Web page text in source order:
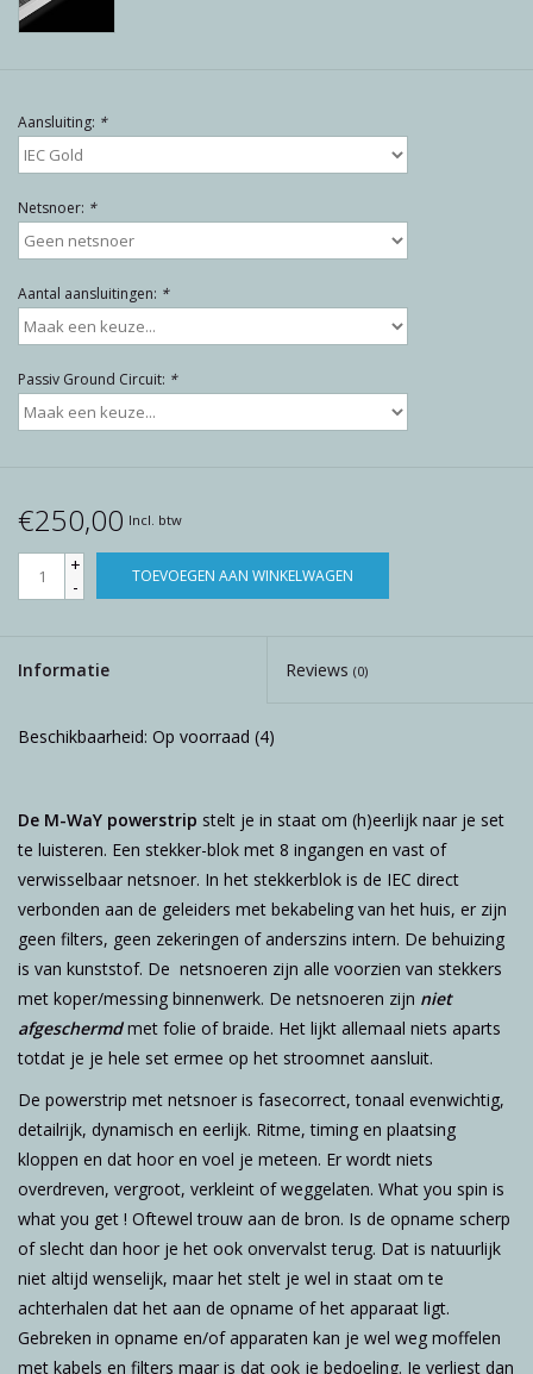
Aansluiting: *
Netsnoer: *
Aantal aansluitingen: *
Passiv Ground Circuit: *
€250,00 Incl. btw
+
-
TOEVOEGEN AAN WINKELWAGEN
Informatie Reviews (0)
Beschikbaarheid: Op voorraad (4)
De M-WaY powerstrip stelt je in staat om (h)eerlijk naar je set
te luisteren. Een stekker-blok met 8 ingangen en vast of
verwisselbaar netsnoer. In het stekkerblok is de IEC direct
verbonden aan de geleiders met bekabeling van het huis, er zijn
geen filters, geen zekeringen of anderszins intern. De behuizing
is van kunststof. De netsnoeren zijn alle voorzien van stekkers
met koper/messing binnenwerk. De netsnoeren zijn niet
afgeschermdmet folie of braide. Het lijkt allemaal niets aparts
totdat je je hele set ermee op het stroomnet aansluit.
De powerstrip met netsnoer is fasecorrect, tonaal evenwichtig,
detailrijk, dynamisch en eerlijk. Ritme, timing en plaatsing
kloppen en dat hoor en voel je meteen. Er wordt niets
overdreven, vergroot, verkleint of weggelaten. What you spin is
what you get ! Oftewel trouw aan de bron. Is de opname scherp
of slecht dan hoor je het ook onvervalst terug. Dat is natuurlijk
niet altijd wenselijk, maar het stelt je wel in staat om te
achterhalen dat het aan de opname of het apparaat ligt.
Gebreken in opname en/of apparaten kan je wel weg moffelen
met kabels en filters maar is dat ook je bedoeling. Je verliest dan